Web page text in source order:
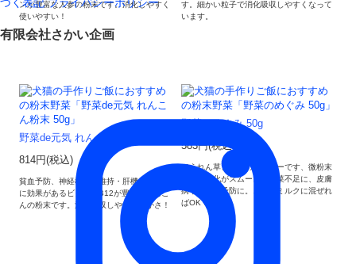
づく表記 プライバシーポリシー
有限会社さかい企画
ンが豊富な人参の粉末です。消化しやすく
使いやすい！
す。細かい粒子で消化吸収しやすくなって
います。
野菜de元気 れんこん粉末 50g
814円(税込)
貧血予防、神経機能の維持・肝機能の改善
に効果があるビタミンB12が豊富なれんこ
んの粉末です。消化吸収しやすい細かさ！
野菜のめぐみ 50g
583円(税込)
ほうれん草と大豆のパウダーです、微粉末
だから消化がスムーズ！野菜不足に、皮膚
病や風邪の予防に。ご飯やミルクに混ぜれ
ばOK！